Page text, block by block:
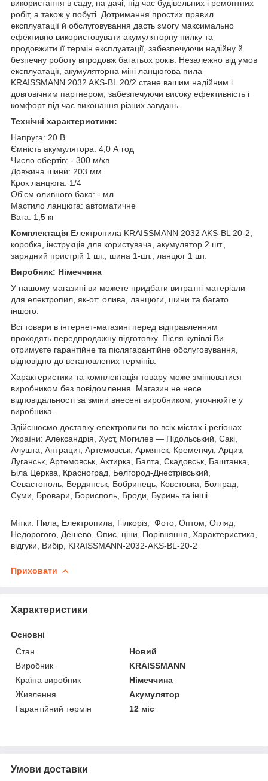
використання в саду, на дачі, під час будівельних і ремонтних
робіт, а також у побуті. Дотримання простих правил
експлуатації й обслуговування дасть змогу максимально
ефективно використовувати акумуляторну пилку та
продовжити її термін експлуатації, забезпечуючи надійну й
безпечну роботу впродовж багатьох років. Незалежно від умов
експлуатації, акумуляторна міні ланцюгова пила
KRAISSMANN 2032 AKS-BL 20/2 стане вашим надійним і
довговічним партнером, забезпечуючи високу ефективність і
комфорт під час виконання різних завдань.
Технічні характеристики:
Напруга: 20 В
Ємність акумулятора: 4,0 А·год
Число обертів: - 300 м/хв
Довжина шини: 203 мм
Крок ланцюга: 1/4
Об'єм оливного бака: - мл
Мастило ланцюга: автоматичне
Вага: 1,5 кг
Комплектація Електропила KRAISSMANN 2032 AKS-BL 20-2,
коробка, інструкція для користувача, акумулятор 2 шт.,
зарядний пристрій 1 шт., шина 1-шт., ланцюг 1 шт.
Виробник: Німеччина
У нашому магазині ви можете придбати витратні матеріали
для електропил, як-от: олива, ланцюги, шини та багато
іншого.
Всі товари в інтернет-магазині перед відправленням
проходять передпродажну підготовку. Після купівлі Ви
отримуєте гарантійне та післягарантійне обслуговування,
відповідно до встановлених термінів.
Характеристики та комплектація товару може змінюватися
виробником без повідомлення. Магазин не несе
відповідальності за зміни внесені виробником, уточнюйте у
виробника.
Здійснюємо доставку електропили по всіх містах і регіонах
України: Александрія, Хуст, Могилев — Підольський, Сакі,
Алушта, Антрацит, Артемовськ, Армянск, Кременчуг, Арциз,
Луганськ, Артемовськ, Ахтирка, Балта, Скадовськ, Баштанка,
Біла Церква, Красноград, Белгород-Днестрівський,
Севастополь, Бердянськ, Бобринець, Ковстовка, Болград,
Суми, Бровари, Борисполь, Броди, Буринь та інші.
Мітки: Пила, Електропила, Гілкоріз, Фото, Оптом, Огляд,
Недорогого, Дешево, Опис, ціни, Порівняння, Характеристика,
відгуки, Вибір, KRAISSMANN-2032-AKS-BL-20-2
Приховати
Характеристики
Основні
Стан
Новий
Виробник
KRAISSMANN
Країна виробник
Німеччина
Живлення
Акумулятор
Гарантійний термін
12 міс
Умови доставки